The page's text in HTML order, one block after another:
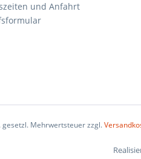
und Anfahrt
gesetzl. Mehrwertsteuer zzgl.